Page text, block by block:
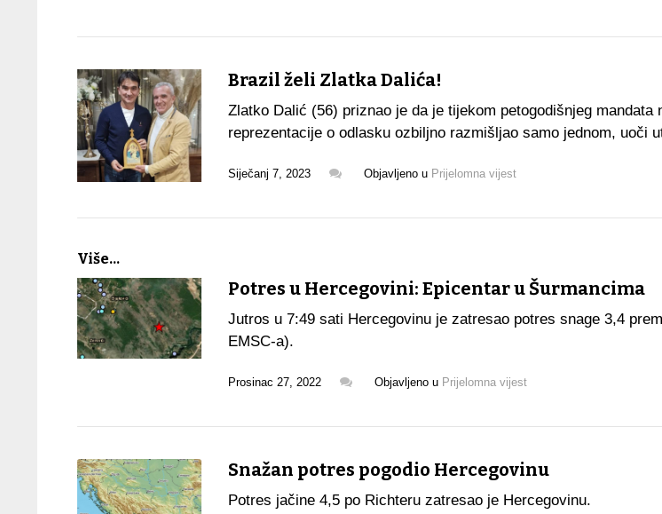
Brazil želi Zlatka Dalića!
Zlatko Dalić (56) priznao je da je tijekom petogodišnjeg mandata
reprezentacije o odlasku ozbiljno razmišljao samo jednom, uoči
Siječanj 7, 2023 Objavljeno u Prijelomna vijest
Više...
Potres u Hercegovini: Epicentar u Šurmancima
Jutros u 7:49 sati Hercegovinu je zatresao potres snage 3,4
EMSC-a).
Prosinac 27, 2022 Objavljeno u Prijelomna vijest
Snažan potres pogodio Hercegovinu
Potres jačine 4,5 po Richteru zatresao je Hercegovinu.